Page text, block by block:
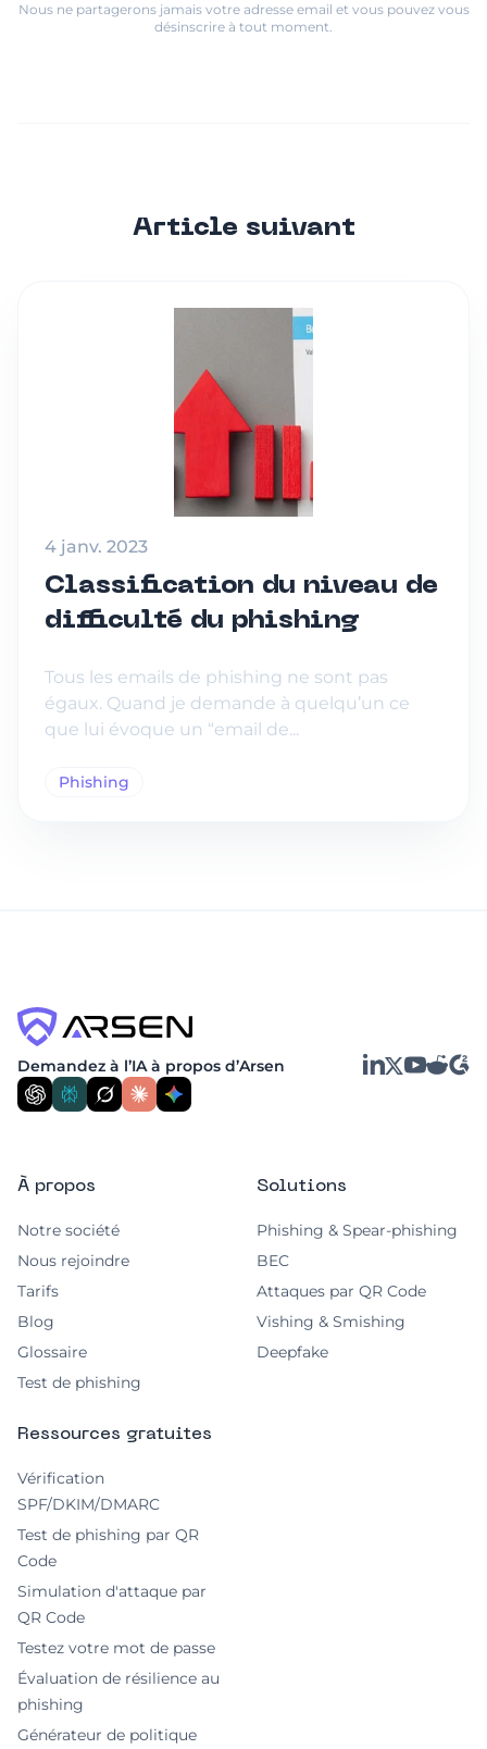
Nous ne partagerons jamais votre adresse email et vous pouvez vous
désinscrire à tout moment.
Article suivant
4 janv. 2023
Classification du niveau de
difficulté du phishing
Tous les emails de phishing ne sont pas
égaux. Quand je demande à quelqu’un ce
que lui évoque un “email de...
Phishing
Demandez à l’IA à propos d’Arsen LinkedIn
X YouTube
Reddit
G2
À propos
Notre société
Nous rejoindre
Tarifs
Blog
Glossaire
Test de phishing
Solutions
Phishing & Spear-phishing
BEC
Attaques par QR Code
Vishing & Smishing
Deepfake
Ressources gratuites
Vérification
SPF/DKIM/DMARC
Test de phishing par QR
Code
Simulation d'attaque par
QR Code
Testez votre mot de passe
Évaluation de résilience au
phishing
Générateur de politique